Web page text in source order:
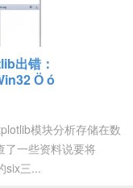
出错：
Ӧ ó
模块分析存储在数
了一些资料说要将
six三...